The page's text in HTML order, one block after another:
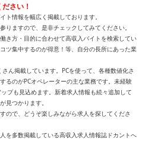
さい！
ト情報を幅広く掲載しております。
ますので、是非チェックしてみてください。
き方・目的に合わせて高収入バイトを検索してい
ツ集中するのが得意！等、自分の長所にあった業
ん掲載しています。PCを使って、各種数値化さ
るのがPCオペレーターの主な業務です。未経験
プも見込めます。新着求人情報も続々追加して
見つかります。
ので、どうぞ楽しみながら求人を探してくださ
を多数掲載している高収入求人情報誌ドカントへ